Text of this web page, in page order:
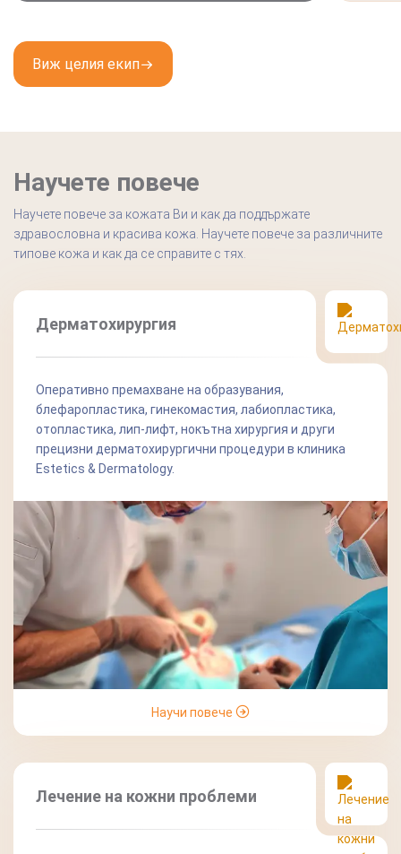
Виж целия екип
Научете повече
Научете повече за кожата Ви и как да поддържате
здравословна и красива кожа. Научете повече за различните
типове кожа и как да се справите с тях.
Дерматохирургия
Оперативно премахване на образувания,
блефаропластика, гинекомастия, лабиопластика,
отопластика, лип-лифт, нокътна хирургия и други
прецизни дерматохирургични процедури в клиника
Estetics & Dermatology.
Научи повече
Лечение на кожни проблеми